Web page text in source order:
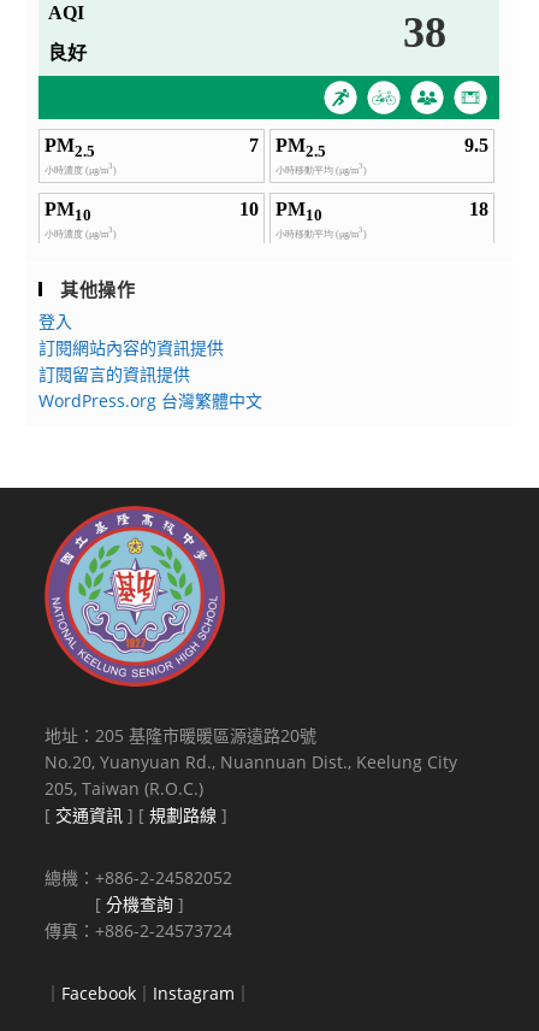
其他操作
登入
訂閱網站內容的資訊提供
訂閱留言的資訊提供
WordPress.org 台灣繁體中文
地址：205 基隆市暖暖區源遠路20號
No.20, Yuanyuan Rd., Nuannuan Dist., Keelung City
205, Taiwan (R.O.C.)
[ 交通資訊 ] [規劃路線 ]
總機：+886-2-24582052
[分機查詢 ]
傳真：+886-2-24573724
｜ Facebook ｜ Instagram ｜